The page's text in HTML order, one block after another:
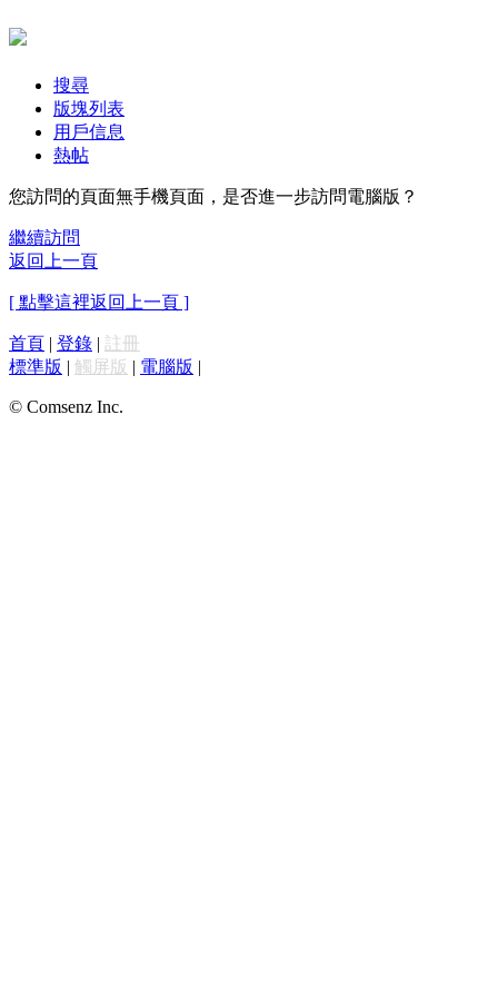
搜尋
版塊列表
用戶信息
熱帖
您訪問的頁面無手機頁面，是否進一步訪問電腦版？
繼續訪問
返回上一頁
[ 點擊這裡返回上一頁 ]
首頁 | 登錄 | 註冊
標準版 | 觸屏版 | 電腦版 |
© Comsenz Inc.